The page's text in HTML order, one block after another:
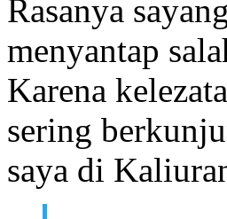
Rasanya
menyantap
Karena
sering
saya di